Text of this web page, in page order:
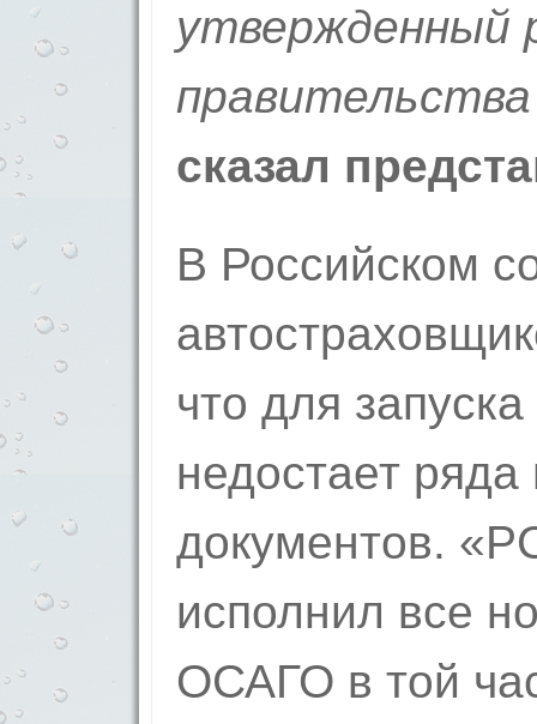
утвержденный
сказал
В Российском
что для
недостает
документов.
исполнил все
ОСАГО в той